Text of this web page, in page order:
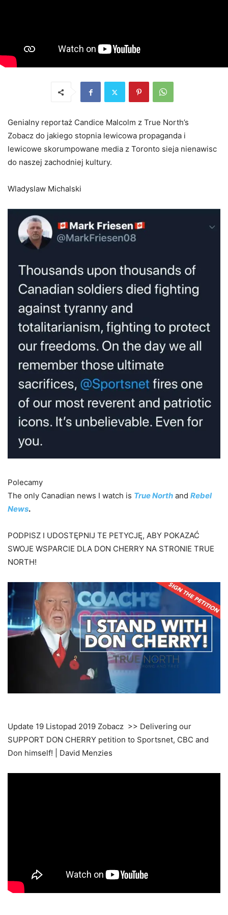
Genialny reportaż Candice Malcolm z True North’s
Zobacz do jakiego stopnia lewicowa propaganda i
lewicowe skorumpowane media z Toronto sieja nienawisc
do naszej zachodniej kultury.
Wladyslaw Michalski
Polecamy
The only Canadian news I watch is True North and Rebel
News.
PODPISZ I UDOSTĘPNIJ TE PETYCJĘ, ABY POKAZAĆ
SWOJE WSPARCIE DLA DON CHERRY NA STRONIE TRUE
NORTH!
Update 19 Listopad 2019 Zobacz >> Delivering our
SUPPORT DON CHERRY petition to Sportsnet, CBC and
Don himself! | David Menzies